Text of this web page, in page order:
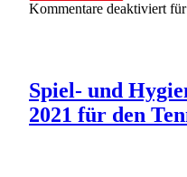
Kommentare deaktiviertfür
Spiel- und
2021 für den